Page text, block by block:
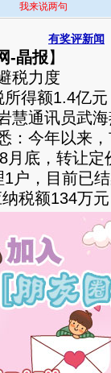
我来说两句
有奖评新闻
-晶报】
税力度
得额1.4亿元
通讯员武海
：今年以来
月底，转让
1户，目前已
税额134万